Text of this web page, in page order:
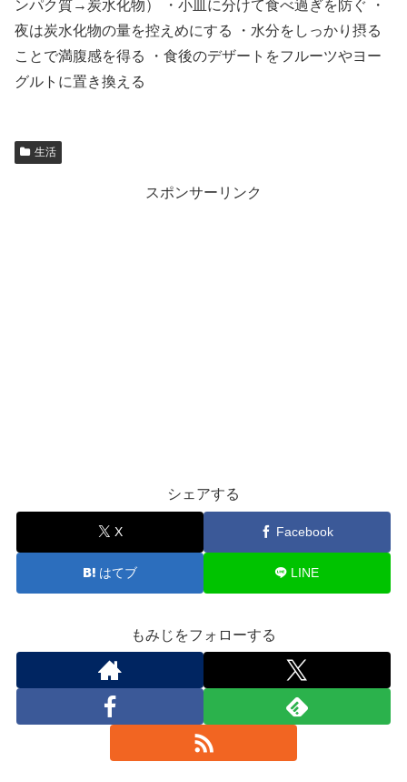
ンパク質→炭水化物） ・小皿に分けて食べ過ぎを防ぐ ・
夜は炭水化物の量を控えめにする ・水分をしっかり摂る
ことで満腹感を得る ・食後のデザートをフルーツやヨー
グルトに置き換える
生活
スポンサーリンク
シェアする
X Facebook
はてブ LINE
もみじをフォローする